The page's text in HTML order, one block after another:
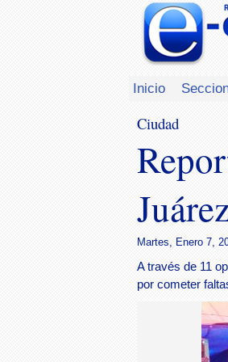
Inicio
Ciudad
Martes, Enero 7,
A través de 11
por cometer